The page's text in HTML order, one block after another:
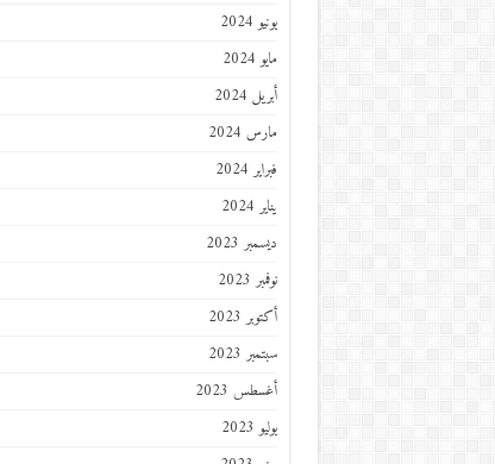
يونيو 2024
مايو 2024
أبريل 2024
مارس 2024
فبراير 2024
يناير 2024
ديسمبر 2023
نوفمبر 2023
أكتوبر 2023
سبتمبر 2023
أغسطس 2023
يوليو 2023